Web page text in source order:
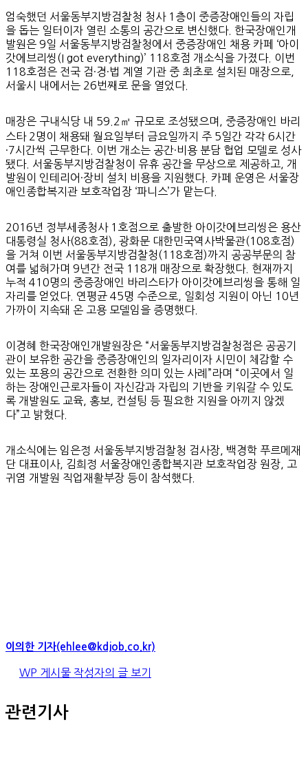
엄숙했던 서울동부지방검찰청 청사 1층이 중증장애인들의 자립
을 돕는 일터이자 열린 소통의 공간으로 변신했다. 한국장애인개
발원은 9일 서울동부지방검찰청에서 중증장애인 채용 카페 ‘아이
갓에브리씽(I got everything)’ 118호점 개소식을 가졌다. 이번
118호점은 전국 검·경·법 계열 기관 중 최초로 설치된 매장으로,
서울시 내에서는 26번째로 문을 열었다.
매장은 구내식당 내 59.2㎡ 규모로 조성됐으며, 중증장애인 바리
스타 2명이 채용돼 월요일부터 금요일까지 주 5일간 각각 6시간
·7시간씩 근무한다. 이번 개소는 공간·비용 분담 협업 모델로 성사
됐다. 서울동부지방검찰청이 유휴 공간을 무상으로 제공하고, 개
발원이 인테리어·장비 설치 비용을 지원했다. 카페 운영은 서울장
애인종합복지관 보호작업장 ‘파니스’가 맡는다.
2016년 정부세종청사 1호점으로 출발한 아이갓에브리씽은 용산
대통령실 청사(88호점), 광화문 대한민국역사박물관(108호점)
을 거쳐 이번 서울동부지방검찰청(118호점)까지 공공부문의 참
여를 넓혀가며 9년간 전국 118개 매장으로 확장했다. 현재까지
누적 410명의 중증장애인 바리스타가 아이갓에브리씽을 통해 일
자리를 얻었다. 연평균 45명 수준으로, 일회성 지원이 아닌 10년
가까이 지속돼 온 고용 모델임을 증명했다.
이경혜 한국장애인개발원장은 “서울동부지방검찰청점은 공공기
관이 보유한 공간을 중증장애인의 일자리이자 시민이 체감할 수
있는 포용의 공간으로 전환한 의미 있는 사례”라며 “이곳에서 일
하는 장애인근로자들이 자신감과 자립의 기반을 키워갈 수 있도
록 개발원도 교육, 홍보, 컨설팅 등 필요한 지원을 아끼지 않겠
다”고 밝혔다.
개소식에는 임은정 서울동부지방검찰청 검사장, 백경학 푸르메재
단 대표이사, 김희정 서울장애인종합복지관 보호작업장 원장, 고
귀염 개발원 직업재활부장 등이 참석했다.
이의한 기자(ehlee@kdjob.co.kr)
WP 게시물 작성자의 글 보기
관련기사